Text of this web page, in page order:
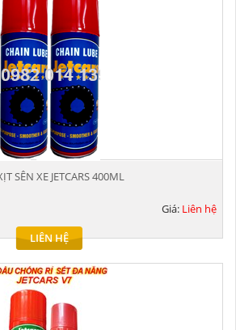
SÊN XE JETCARS 400ML
Giá: Liên hệ
LIÊN HỆ